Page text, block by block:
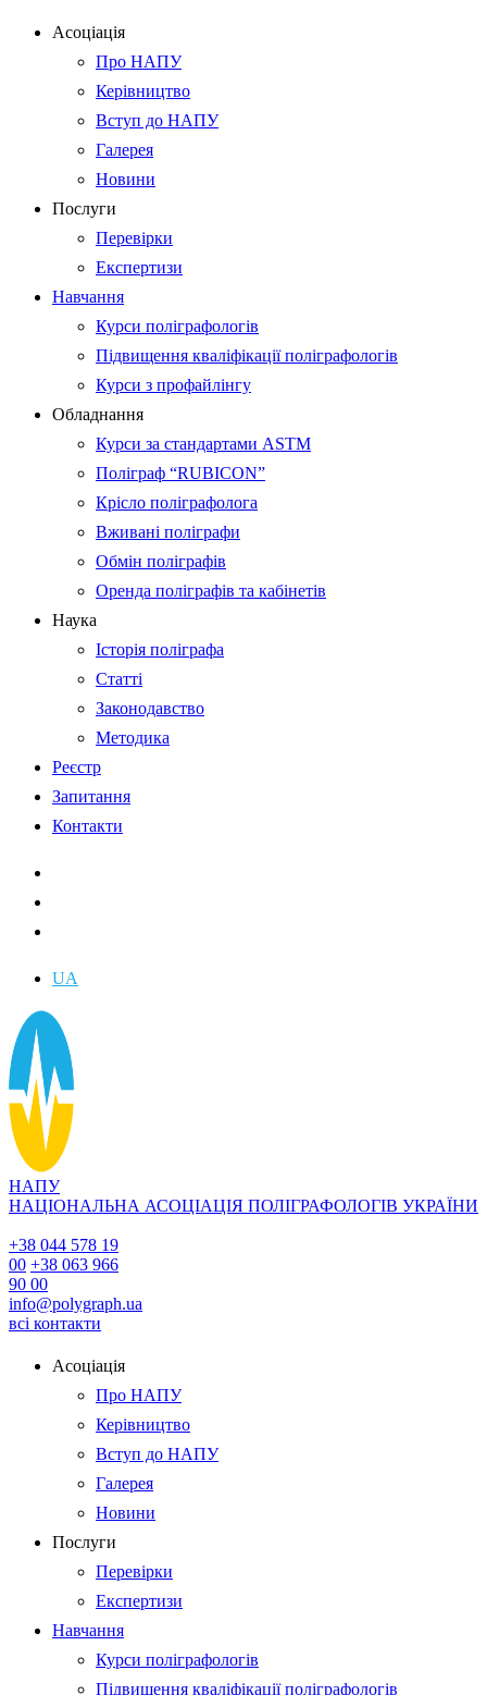
Асоціація
Про НАПУ
Керівництво
Вступ до НАПУ
Галерея
Новини
Послуги
Перевірки
Експертизи
Навчання
Курси поліграфологів
Підвищення кваліфікації поліграфологів
Курси з профайлінгу
Обладнання
Курси за стандартами ASTM
Поліграф “RUBICON”
Крісло поліграфолога
Вживані поліграфи
Обмін поліграфів
Оренда поліграфів та кабінетів
Наука
Історія поліграфа
Статті
Законодавство
Методика
Реєстр
Запитання
Контакти
UA
НАПУ
НАЦІОНАЛЬНА АСОЦІАЦІЯ ПОЛІГРАФОЛОГІВ УКРАЇНИ
+38 044 578 19
00 +38 063 966
90 00
info@polygraph.ua
всі контакти
Асоціація
Про НАПУ
Керівництво
Вступ до НАПУ
Галерея
Новини
Послуги
Перевірки
Експертизи
Навчання
Курси поліграфологів
Підвищення кваліфікації поліграфологів